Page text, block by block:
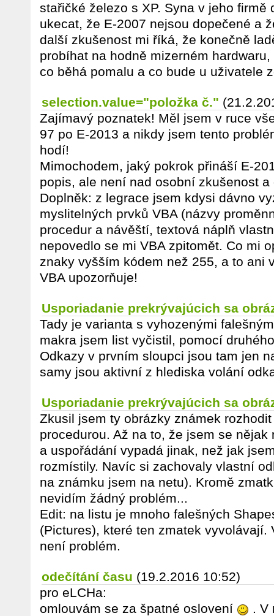
stařičké železo s XP. Syna v jeho firmě
ukecat, že E-2007 nejsou dopečené a
další zkušenost mi říká, že konečně
probíhat na hodně mizerném
co běhá pomalu a co bude u uživatele
selection.value="položka č."
Zajímavý poznatek! Měl jsem v ruce
97 po E-2013 a nikdy jsem tento
hodí!
Mimochodem, jaký pokrok přináší E-
popis, ale není nad osobní zkušenost
Doplněk: z legrace jsem kdysi dávno
myslitelných prvků VBA (názvy
procedur a návěští, textová náplň
nepovedlo se mi VBA zpitomět. Co mi
znaky vyšším kódem než 255, a to ani
VBA upozorňuje!
Usporiadanie prekrývajúcich sa
Tady je varianta s vyhozenými
makra jsem list vyčistil, pomocí
Odkazy v prvním sloupci jsou tam jen
samy jsou aktivní z hlediska volání
Usporiadanie prekrývajúcich sa
Zkusil jsem ty obrázky známek
procedurou. Až na to, že jsem se
a uspořádání vypadá jinak, než jak
rozmístily. Navíc si zachovaly vlastní
na známku jsem na netu). Kromě
nevidím žádný problém...
Edit: na listu je mnoho falešných
(Pictures), které ten zmatek vyvolávají.
není problém.
odečítání času (19.2.2016 10:52)
pro eLCHa:
omlouvám se za špatné oslovení
. V